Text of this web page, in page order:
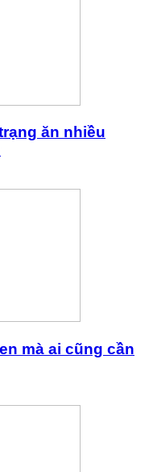
ăn nhiều
mà ai cũng cần